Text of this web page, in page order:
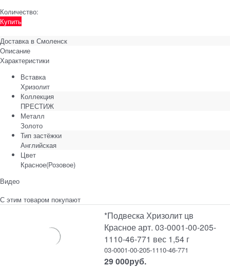
Количество:
Купить
Доставка в Смоленск
Описание
Характеристики
Вставка
Хризолит
Коллекция
ПРЕСТИЖ
Металл
Золото
Тип застёжки
Английская
Цвет
Красное(Розовое)
Видео
С этим товаром покупают
*Подвеска Хризолит цв
Красное арт. 03-0001-00-205-
1110-46-771 вес 1,54 г
03-0001-00-205-1110-46-771
29 000руб.